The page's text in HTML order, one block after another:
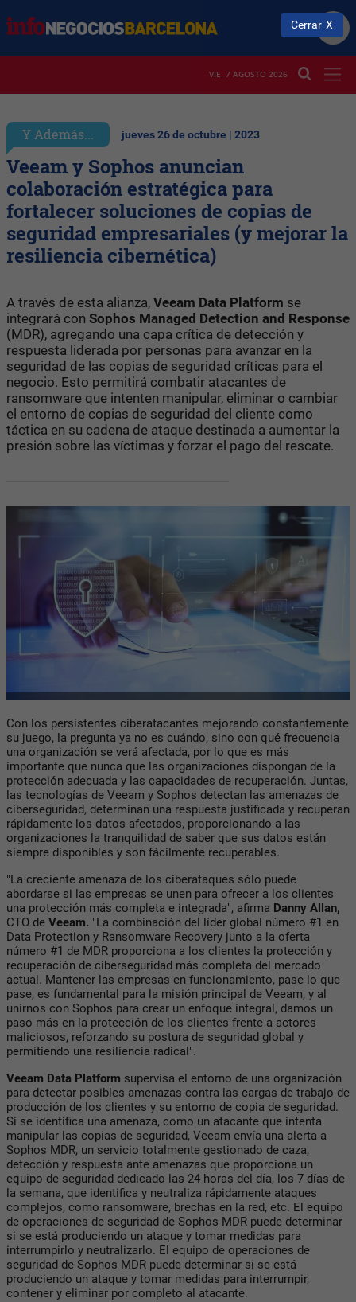
VIE. 7 AGOSTO 2026
Y Además... jueves 26 de octubre | 2023
Veeam y Sophos anuncian
colaboración estratégica para
fortalecer soluciones de copias de
seguridad empresariales (y mejorar la
resiliencia cibernética)
A través de esta alianza, Veeam Data Platform se
integrará con Sophos Managed Detection and Response
(MDR), agregando una capa crítica de detección y
respuesta liderada por personas para avanzar en la
seguridad de las copias de seguridad críticas para el
negocio. Esto permitirá combatir atacantes de
ransomware que intenten manipular, eliminar o cambiar
el entorno de copias de seguridad del cliente como
táctica en su cadena de ataque destinada a aumentar la
presión sobre las víctimas y forzar el pago del rescate.
Con los persistentes ciberatacantes mejorando constantemente
su juego, la pregunta ya no es cuándo, sino con qué frecuencia
una organización se verá afectada, por lo que es más
importante que nunca que las organizaciones dispongan de la
protección adecuada y las capacidades de recuperación. Juntas,
las tecnologías de Veeam y Sophos detectan las amenazas de
ciberseguridad, determinan una respuesta justificada y recuperan
rápidamente los datos afectados, proporcionando a las
organizaciones la tranquilidad de saber que sus datos están
siempre disponibles y son fácilmente recuperables.
"La creciente amenaza de los ciberataques sólo puede
abordarse si las empresas se unen para ofrecer a los clientes
una protección más completa e integrada", afirma Danny Allan,
CTO de Veeam. "La combinación del líder global número #1 en
Data Protection y Ransomware Recovery junto a la oferta
número #1 de MDR proporciona a los clientes la protección y
recuperación de ciberseguridad más completa del mercado
actual. Mantener las empresas en funcionamiento, pase lo que
pase, es fundamental para la misión principal de Veeam, y al
unirnos con Sophos para crear un enfoque integral, damos un
paso más en la protección de los clientes frente a actores
maliciosos, reforzando su postura de seguridad global y
permitiendo una resiliencia radical".
Veeam Data Platform supervisa el entorno de una organización
para detectar posibles amenazas contra las cargas de trabajo de
producción de los clientes y su entorno de copia de seguridad.
Si se identifica una amenaza, como un atacante que intenta
manipular las copias de seguridad, Veeam envía una alerta a
Sophos MDR, un servicio totalmente gestionado de caza,
detección y respuesta ante amenazas que proporciona un
equipo de seguridad dedicado las 24 horas del día, los 7 días de
la semana, que identifica y neutraliza rápidamente ataques
complejos, como ransomware, brechas en la red, etc. El equipo
de operaciones de seguridad de Sophos MDR puede determinar
si se está produciendo un ataque y tomar medidas para
interrumpirlo y neutralizarlo. El equipo de operaciones de
seguridad de Sophos MDR puede determinar si se está
produciendo un ataque y tomar medidas para interrumpir,
contener y eliminar por completo al atacante.
Cerrar